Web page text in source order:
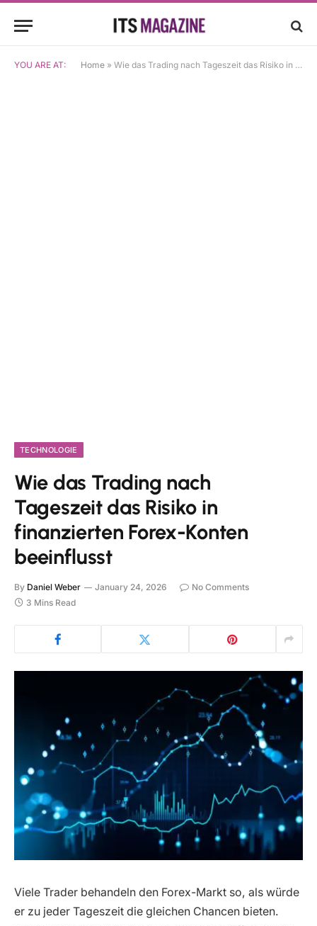
YOU ARE AT: Home » Wie das Trading nach Tageszeit das Risiko in finanzierten Forex-Konten beeinflusst
TECHNOLOGIE
Wie das Trading nach
Tageszeit das Risiko in
finanzierten Forex-Konten
beeinflusst
By Daniel Weber January 24, 2026
No Comments
3 Mins Read
Viele Trader behandeln den Forex-Markt so, als würde
er zu jeder Tageszeit die gleichen Chancen bieten.